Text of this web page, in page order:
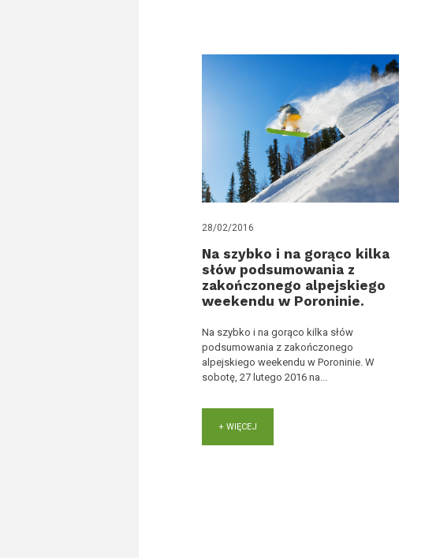
28/02/2016
Na szybko i na gorąco kilka
słów podsumowania z
zakończonego alpejskiego
weekendu w Poroninie.
Na szybko i na gorąco kilka słów
podsumowania z zakończonego
alpejskiego weekendu w Poroninie. W
sobotę, 27 lutego 2016 na...
+ WIĘCEJ